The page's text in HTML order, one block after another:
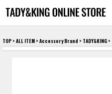
TOP > ALL ITEM > Accessory Brand > TADY&KING >